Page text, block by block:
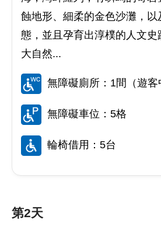
蝕地形、細柔的金色沙灘，以
態，並且孕育出淳樸的人文
大自然...
無障礙廁所：1間（遊客
無障礙車位：5格
輪椅借用：5台
第2天